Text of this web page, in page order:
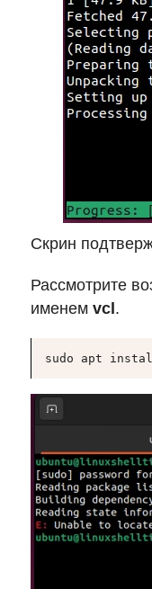
Скрин
Рассмотрите
именем vcl .
sudo apt